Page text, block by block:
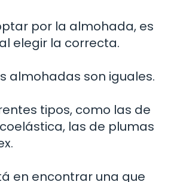
por la almohada, es
elegir la correcta.
almohadas son iguales.
tipos, como las de
las de plumas
en encontrar una que